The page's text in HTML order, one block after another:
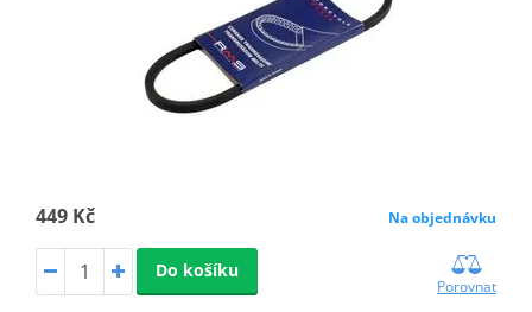
449 Kč Na objednávku
Do košíku
Porovnat